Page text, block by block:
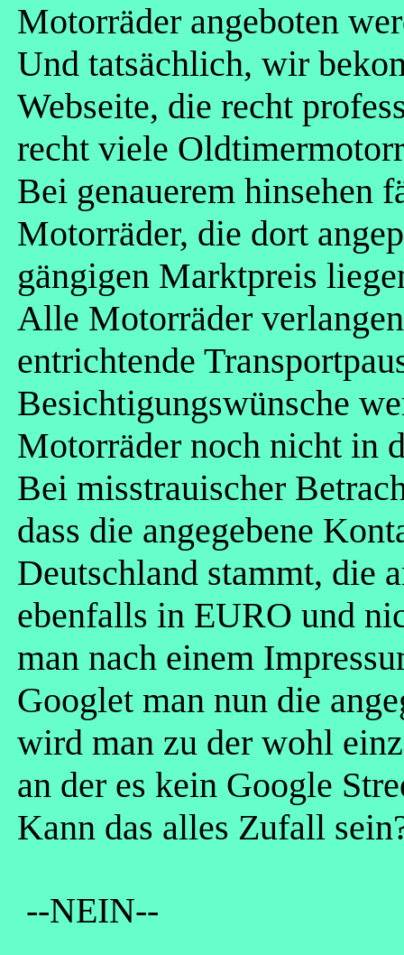
Motorräder angeboten
Und tatsächlich, wir
Webseite, die recht
recht viele
Bei genauerem hinsehen
Motorräder, die dort
gängigen Marktpreis
Alle Motorräder
entrichtende
Besichtigungswünsche
Motorräder noch nicht in
Bei misstrauischer
dass die angegebene
Deutschland stammt, die
ebenfalls in EURO und
man nach einem
Googlet man nun die
wird man zu der wohl
an der es kein Google
Kann das alles Zufall
--NEIN--